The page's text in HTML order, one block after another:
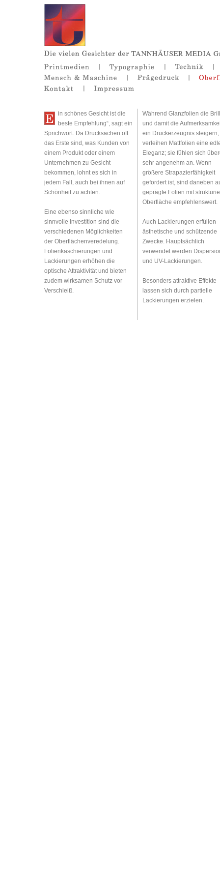
in schönes Gesicht ist die
beste Empfehlung“, sagt ein
Sprichwort. Da Drucksachen oft
das Erste sind, was Kunden von
einem Produkt oder einem
Unternehmen zu Gesicht
bekommen, lohnt es sich in
jedem Fall, auch bei ihnen auf
Schönheit zu achten.
Eine ebenso sinnliche wie
sinnvolle Investition sind die
verschiedenen Möglichkeiten
der Oberflächenveredelung.
Folienkaschierungen und
Lackierungen erhöhen die
optische Attraktivität und bieten
zudem wirksamen Schutz vor
Verschleiß.
Während Glanzfolien die
und damit die
ein Druckerzeugnis steigern,
verleihen Mattfolien eine
Eleganz; sie fühlen sich
sehr angenehm an. Wenn
größere Strapazierfähigkeit
gefordert ist, sind daneben
geprägte Folien mit
Oberfläche empfehlenswert.
Auch Lackierungen erfüllen
ästhetische und schützende
Zwecke. Hauptsächlich
verwendet werden
und UV-Lackierungen.
Besonders attraktive Effekte
lassen sich durch partielle
Lackierungen erzielen.